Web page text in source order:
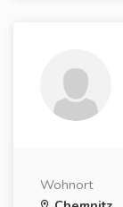
Wohnort